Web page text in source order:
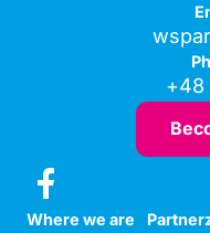
+48
Where we are